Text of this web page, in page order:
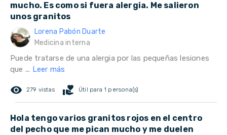
mucho. Es como si fuera alergia. Me salieron
unos granitos
Lorena Pabón Duarte
Medicina interna
Puede tratarse de una alergia por las pequeñas lesiones
que ... Leer más
remove_red_eye 279 vistas volunteer_activism Útil para 1 persona(s)
Hola tengo varios granitos rojos en el centro
del pecho que me pican mucho y me duelen